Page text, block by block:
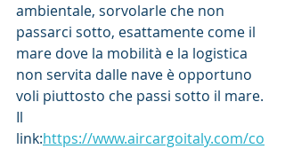
ambientale, sorvolarle che non
passarci sotto, esattamente come il
mare dove la mobilità e la logistica
non servita dalle nave è opportuno
voli piuttosto che passi sotto il mare.
Il
link:https://www.aircargoitaly.com/co